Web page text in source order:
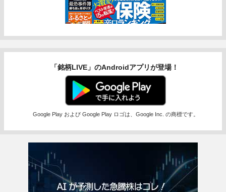
「銘柄LIVE」のAndroidアプリが登場！
Google Play および Google Play ロゴは、Google Inc. の商標です。